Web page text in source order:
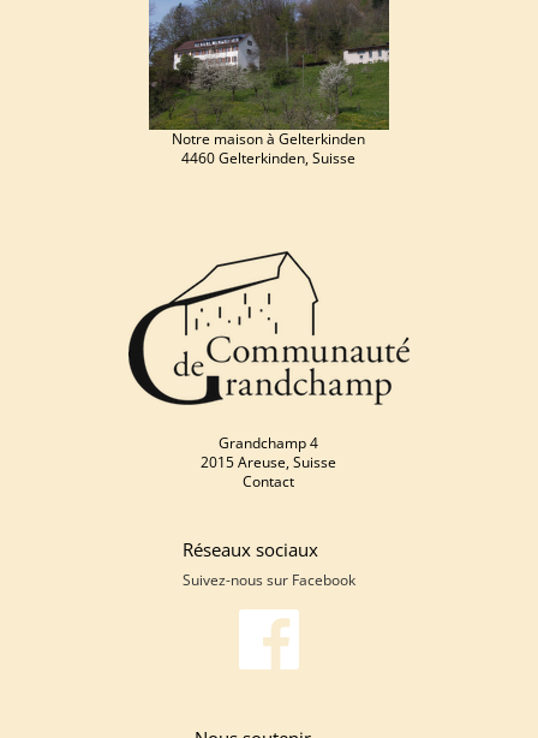
Notre maison à Gelterkinden
4460 Gelterkinden, Suisse
Grandchamp 4
2015 Areuse, Suisse
Contact
Réseaux sociaux
Suivez-nous sur Facebook